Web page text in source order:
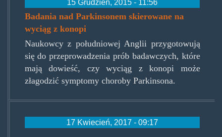
15 Grudzień, 2015 - 11:56
Badania nad Parkinsonem skierowane na
wyciąg z konopi
Naukowcy z południowej Anglii przygotowują
się do przeprowadzenia prób badawczych, które
mają dowieść, czy wyciąg z konopi może
złagodzić symptomy choroby Parkinsona.
17 Kwiecień, 2017 - 09:17